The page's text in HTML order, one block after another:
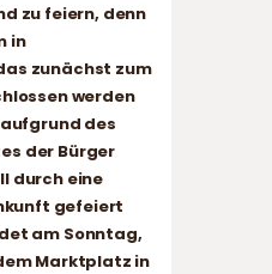
zu feiern, denn
in
zunächst zum
werden
des
der Bürger
durch eine
gefeiert
am Sonntag,
Marktplatz in